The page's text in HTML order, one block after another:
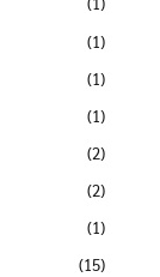
(1)
(1)
(1)
(2)
(2)
(1)
(15)